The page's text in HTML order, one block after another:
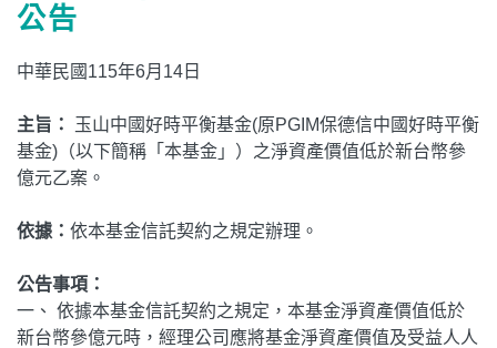
公告
中華民國115年6月14日
主旨：
玉山中國好時平衡基金(原PGIM保德信中國好時平衡
基金)（以下簡稱「本基金」）之淨資產價值低於新台幣參
億元乙案。
依據： 依本基金信託契約之規定辦理。
公告事項：
一、 依據本基金信託契約之規定，本基金淨資產價值低於
新台幣參億元時，經理公司應將基金淨資產價值及受益人人